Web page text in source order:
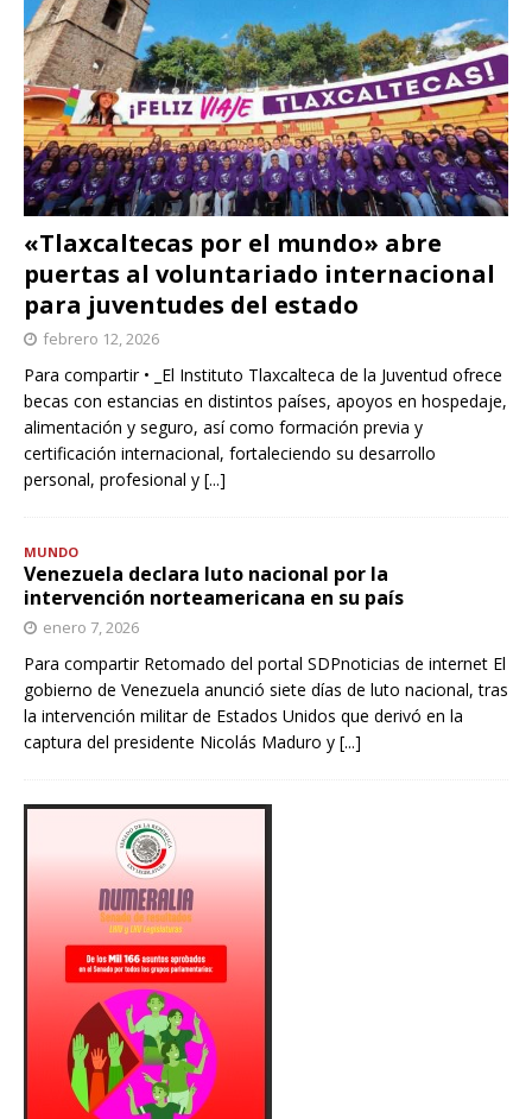
«Tlaxcaltecas por el mundo» abre
puertas al voluntariado internacional
para juventudes del estado
febrero 12, 2026
Para compartir • _El Instituto Tlaxcalteca de la Juventud ofrece
becas con estancias en distintos países, apoyos en hospedaje,
alimentación y seguro, así como formación previa y
certificación internacional, fortaleciendo su desarrollo
personal, profesional y [...]
MUNDO
Venezuela declara luto nacional por la
intervención norteamericana en su país
enero 7, 2026
Para compartir Retomado del portal SDPnoticias de internet El
gobierno de Venezuela anunció siete días de luto nacional, tras
la intervención militar de Estados Unidos que derivó en la
captura del presidente Nicolás Maduro y [...]